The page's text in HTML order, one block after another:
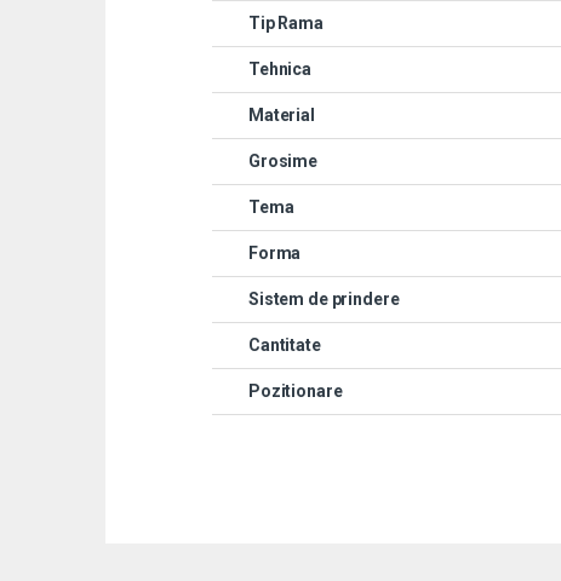
Tip Rama
Tehnica
Material
Grosime
Tema
Forma
Sistem de prindere
Cantitate
Pozitionare